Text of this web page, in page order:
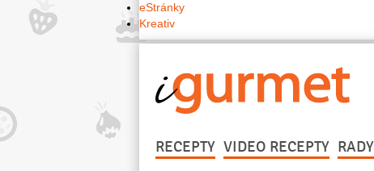
eStránky
Kreativ
RECEPTY VIDEO RECEPTY